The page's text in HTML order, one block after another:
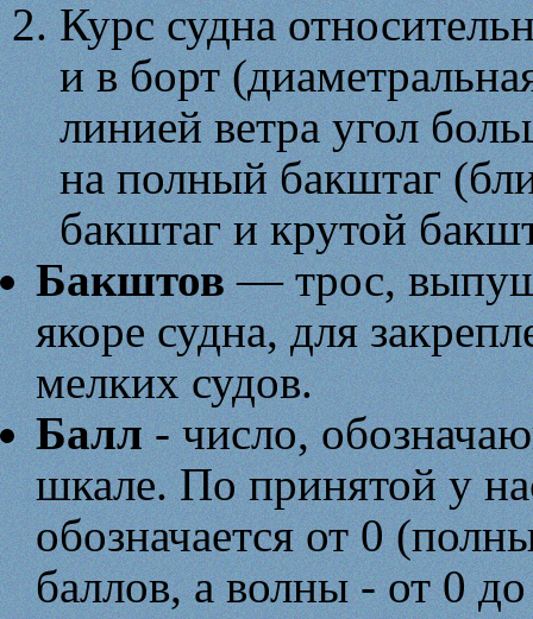
Курс судна
и в борт
линией ветра угол
на полный бакштаг
бакштаг и крутой
Бакштов— трос,
якоре судна, для
мелких судов.
Балл- число,
шкале. По принятой у
обозначается от 0
баллов, а волны - от 0